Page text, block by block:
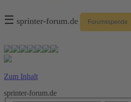
☰ sprinter-forum.de Forumsspende
Zum Inhalt
sprinter-forum.de